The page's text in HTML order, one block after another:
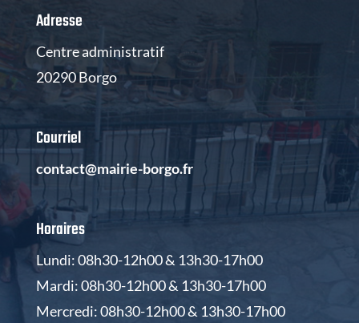
Adresse
Centre administratif
20290 Borgo
Courriel
contact@mairie-borgo.fr
Horaires
Lundi: 08h30-12h00 & 13h30-17h00
Mardi: 08h30-12h00 & 13h30-17h00
Mercredi: 08h30-12h00 & 13h30-17h00